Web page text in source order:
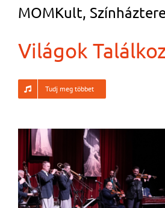
MOMKult,
Világok
Tudj meg többet